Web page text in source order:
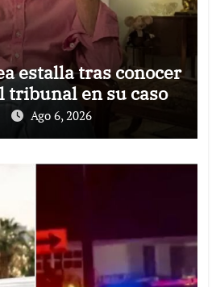
estalla tras conocer
tribunal en su caso
Ago 6, 2026